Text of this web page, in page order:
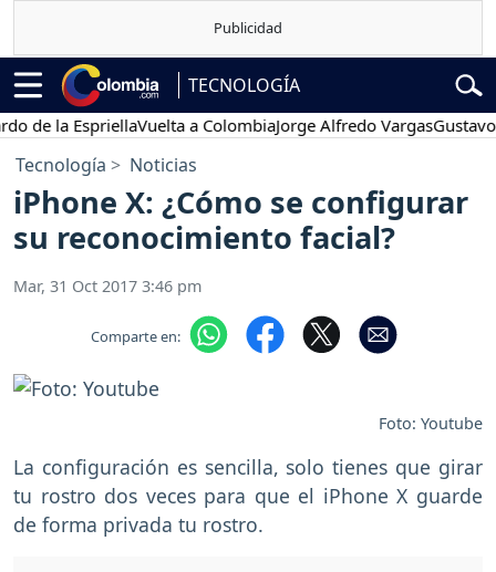
TECNOLOGÍA
la EspriellaVuelta a ColombiaJorge Alfredo VargasGustavo
Tecnología Noticias
iPhone X: ¿Cómo se configurar
su reconocimiento facial?
Mar, 31 Oct 2017 3:46 pm
Comparte en:
Foto: Youtube
La configuración es sencilla, solo tienes que girar
tu rostro dos veces para que el iPhone X guarde
de forma privada tu rostro.